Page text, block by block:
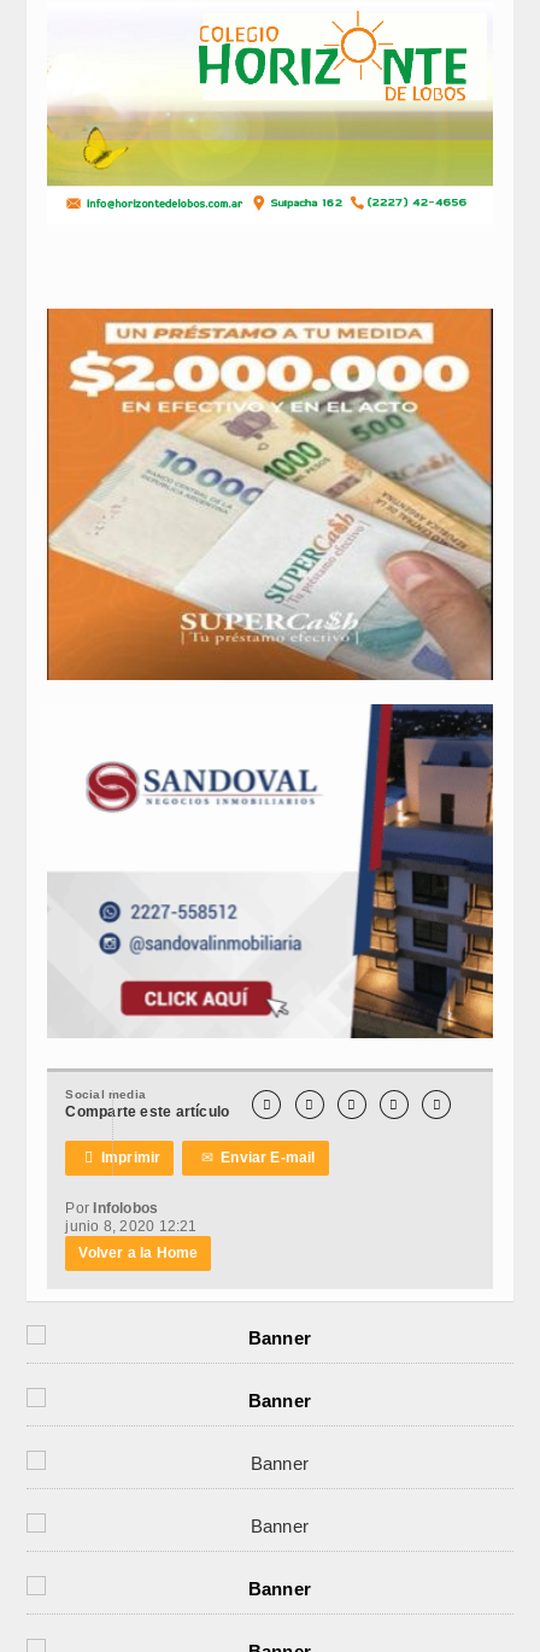
Social media
Comparte este artículo     
 Imprimir ✉Enviar E-mail
Por Infolobos
junio 8, 2020 12:21
Volver a la Home